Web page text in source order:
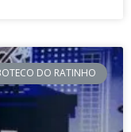
DO RATINHO